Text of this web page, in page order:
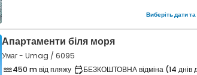
Виберіть дати та
Апартаменти біля моря
Умаг - Umag / 6095
450 m від пляжу
БЕЗКОШТОВНА відміна (14 днів